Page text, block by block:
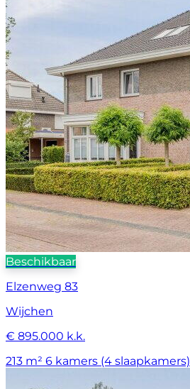
Beschikbaar
Elzenweg 83
Wijchen
€ 895.000 k.k.
213 m² 6 kamers (4 slaapkamers)